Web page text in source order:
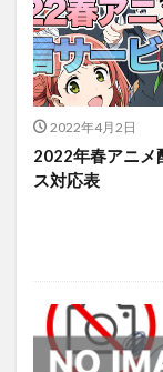
2022年4月2日
2022年春アニメ
ス対応表